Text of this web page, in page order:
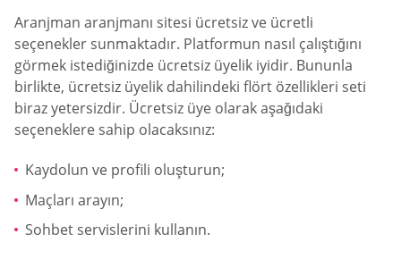
Aranjman aranjmanı sitesi ücretsiz ve ücretli
seçenekler sunmaktadır. Platformun nasıl çalıştığını
görmek istediğinizde ücretsiz üyelik iyidir. Bununla
birlikte, ücretsiz üyelik dahilindeki flört özellikleri seti
biraz yetersizdir. Ücretsiz üye olarak aşağıdaki
seçeneklere sahip olacaksınız:
Kaydolun ve profili oluşturun;
Maçları arayın;
Sohbet servislerini kullanın.